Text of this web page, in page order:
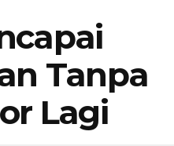
Tanpa
Lagi